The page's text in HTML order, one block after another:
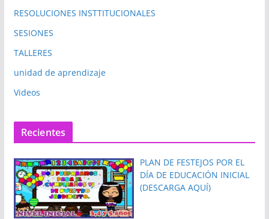
RESOLUCIONES INSTTITUCIONALES
SESIONES
TALLERES
unidad de aprendizaje
Videos
Recientes
PLAN DE FESTEJOS POR EL
DÍA DE EDUCACIÓN INICIAL
(DESCARGA AQUÍ)